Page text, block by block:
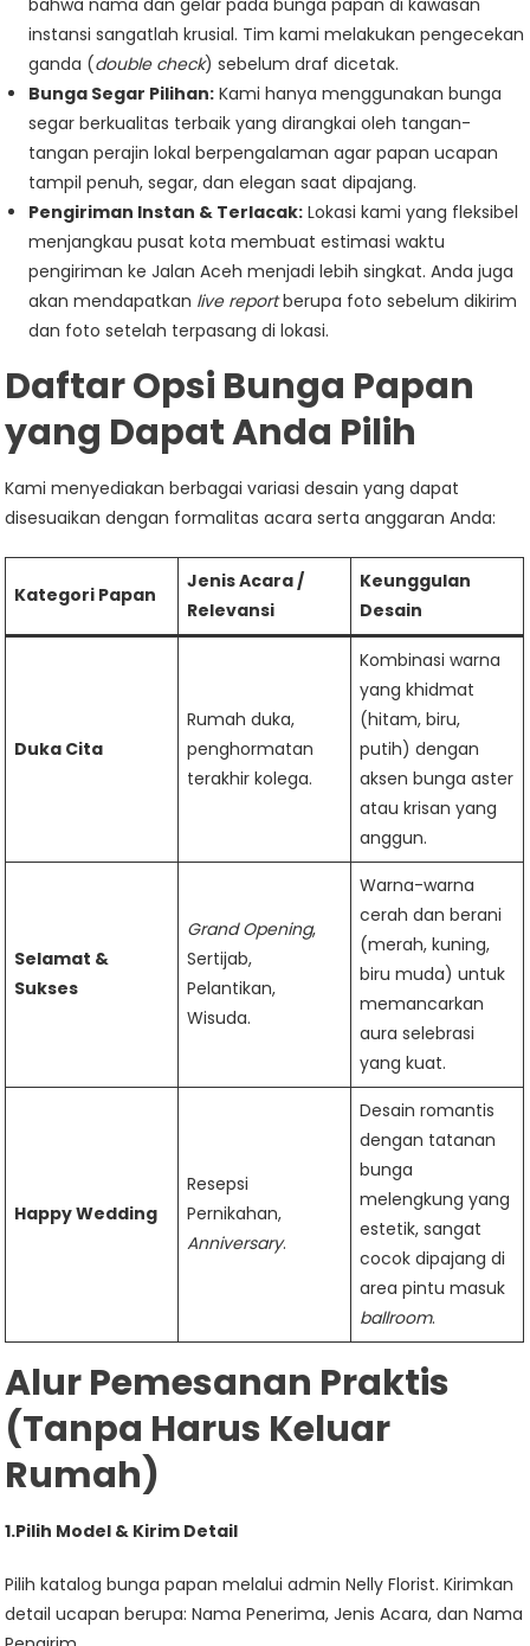
instansi sangatlah krusial. Tim kami melakukan pengecekan
ganda (double check) sebelum draf dicetak.
Bunga Segar Pilihan: Kami hanya menggunakan bunga
segar berkualitas terbaik yang dirangkai oleh tangan-
tangan perajin lokal berpengalaman agar papan ucapan
tampil penuh, segar, dan elegan saat dipajang.
Pengiriman Instan & Terlacak: Lokasi kami yang fleksibel
menjangkau pusat kota membuat estimasi waktu
pengiriman ke Jalan Aceh menjadi lebih singkat. Anda juga
akan mendapatkan live reportberupa foto sebelum dikirim
dan foto setelah terpasang di lokasi.
Daftar Opsi Bunga Papan
yang Dapat Anda Pilih
Kami menyediakan berbagai variasi desain yang dapat
disesuaikan dengan formalitas acara serta anggaran Anda:
Kategori Papan
Jenis Acara /
Relevansi
Keunggulan
Desain
Duka Cita
Rumah duka,
penghormatan
terakhir kolega.
Kombinasi warna
yang khidmat
(hitam, biru,
putih) dengan
aksen bunga aster
atau krisan yang
anggun.
Selamat &
Sukses
Grand Opening,
Sertijab,
Pelantikan,
Wisuda.
Warna-warna
cerah dan berani
(merah, kuning,
biru muda) untuk
memancarkan
aura selebrasi
yang kuat.
Happy Wedding
Resepsi
Pernikahan,
Anniversary.
Desain romantis
dengan tatanan
bunga
melengkung yang
estetik, sangat
cocok dipajang di
area pintu masuk
ballroom.
Alur Pemesanan Praktis
(Tanpa Harus Keluar
Rumah)
1.Pilih Model & Kirim Detail
Pilih katalog bunga papan melalui admin Nelly Florist. Kirimkan
detail ucapan berupa: Nama Penerima, Jenis Acara, dan Nama